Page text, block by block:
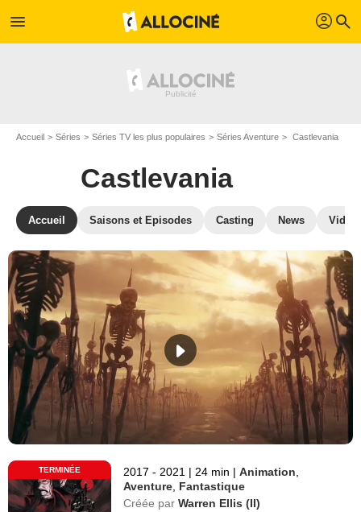
menu profil search
Accueil Séries Séries TV les plus populaires Séries Aventure Castlevania
Castlevania
Accueil Saisons et Episodes Casting News
TERMINÉE 2017 - 2021 | 24 min | Animation
Aventure Fantastique
Créée par Warren Ellis (II)